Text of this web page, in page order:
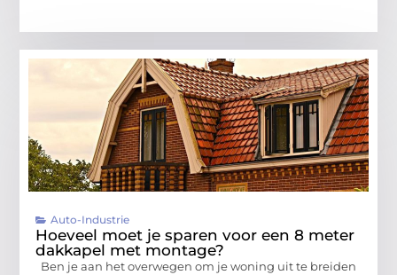
Auto-Industrie
Hoeveel moet je sparen voor een 8 meter
dakkapel met montage?
Ben je aan het overwegen om je woning uit te breiden